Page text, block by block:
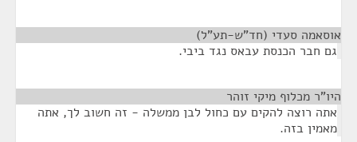
אוסאמה סעדי (חד"ש-תע"ל)
גם חבר הכנסת עבאס נגד ביבי.
היו"ר מכלוף מיקי זוהר
אתה רוצה להקים עם כחול לבן ממשלה - זה חשוב לך, אתה
מאמין בזה.